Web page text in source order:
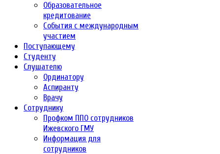
Образовательное
кредитование
События с международным
участием
Поступающему
Студенту
Слушателю
Ординатору
Аспиранту
Врачу
Сотруднику
Профком ППО сотрудников
Ижевского ГМУ
Информация для
сотрудников